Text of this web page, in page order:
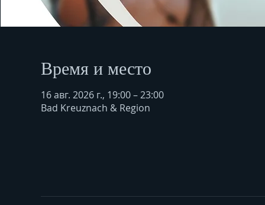
Время и место
16 авг. 2026 г., 19:00 – 23:00
Bad Kreuznach & Region